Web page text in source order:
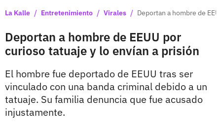
La Kalle / Entretenimiento / Virales / Deportan a hombre de
Deportan a hombre de EEUU por
curioso tatuaje y lo envían a prisión
El hombre fue deportado de EEUU tras ser
vinculado con una banda criminal debido a un
tatuaje. Su familia denuncia que fue acusado
injustamente.